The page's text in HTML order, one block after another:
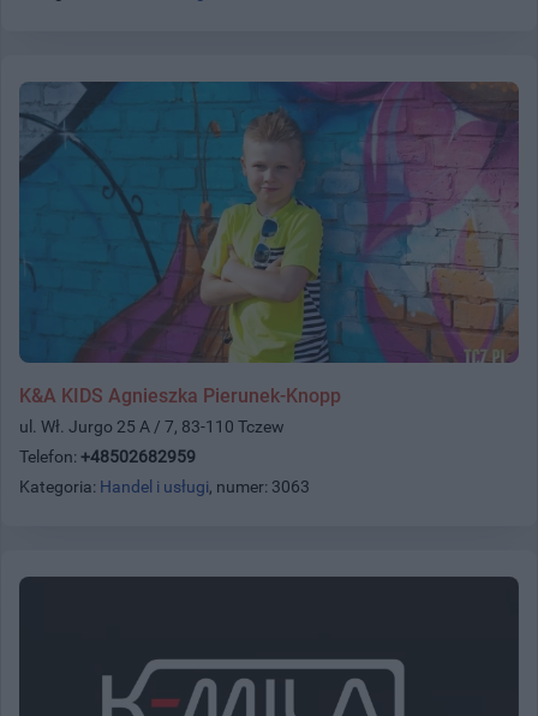
K&A KIDS Agnieszka Pierunek-Knopp
ul. Wł. Jurgo 25 A / 7, 83-110 Tczew
Telefon: +48502682959
Kategoria: Handel i usługi, numer: 3063